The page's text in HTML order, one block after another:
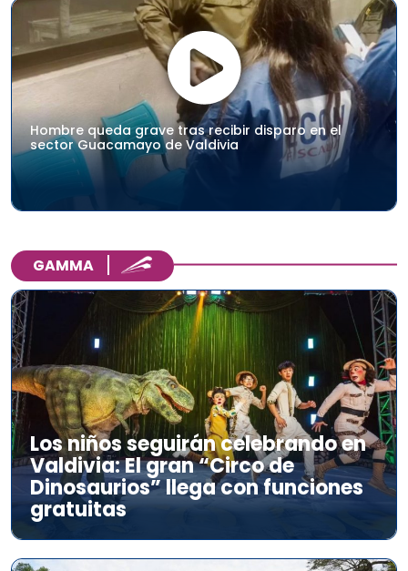
Hombre queda grave tras recibir disparo en el
sector Guacamayo de Valdivia
GAMMA
Los niños seguirán celebrando en
Valdivia: El gran “Circo de
Dinosaurios” llega con funciones
gratuitas